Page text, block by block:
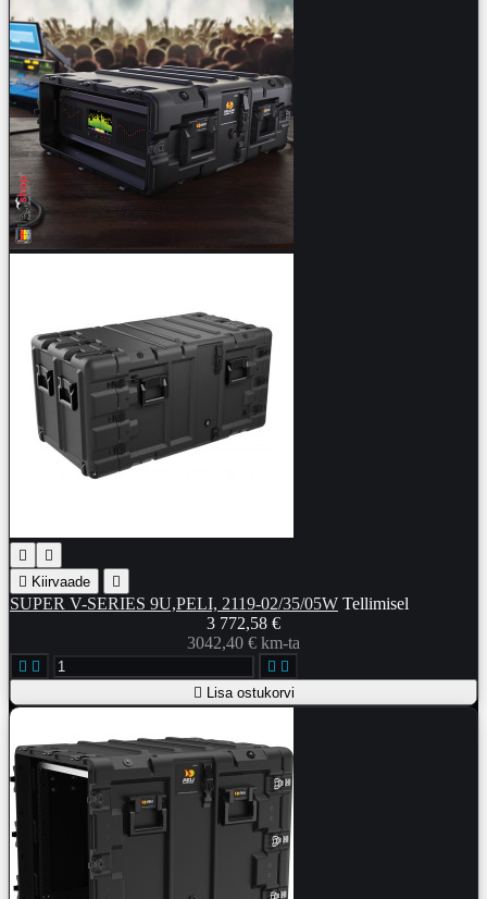


 Kiirvaade 
SUPER V-SERIES 9U,PELI, 2119-02/35/05W Tellimisel
3 772,58 €
3042,40 € km-ta
   
 Lisa ostukorvi